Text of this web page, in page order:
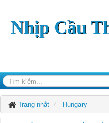
Nhịp Cầu
Trang nhất Hungary